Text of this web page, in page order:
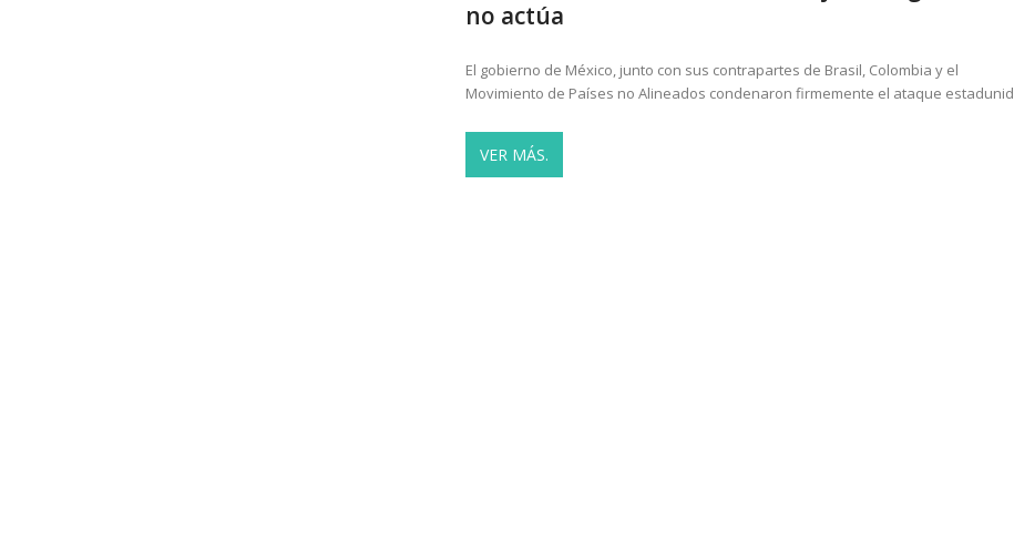
no actúa
El gobierno de México, junto con sus contrapartes de Brasil, Colombia y el
Movimiento de Países no Alineados condenaron firmemente el ataque estadunid
VER MÁS.